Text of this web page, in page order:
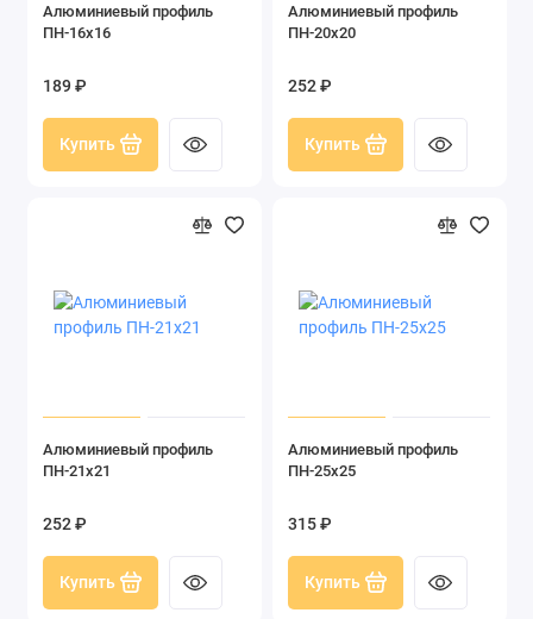
Алюминиевый профиль
ПН-16х16
189 ₽
Купить
Алюминиевый профиль
ПН-20х20
252 ₽
Купить
Алюминиевый профиль
ПН-21х21
252 ₽
Купить
Алюминиевый профиль
ПН-25х25
315 ₽
Купить